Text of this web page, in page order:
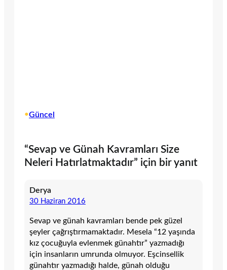
•Güncel
“Sevap ve Günah Kavramları Size
Neleri Hatırlatmaktadır” için bir yanıt
Derya
30 Haziran 2016
Sevap ve günah kavramları bende pek güzel
şeyler çağrıştırmamaktadır. Mesela “12 yaşında
kız çocuğuyla evlenmek günahtır” yazmadığı
için insanların umrunda olmuyor. Eşcinsellik
günahtır yazmadığı halde, günah olduğu